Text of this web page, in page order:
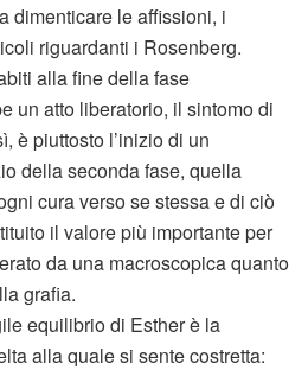
dimenticare le affissioni, i
riguardanti i Rosenberg.
alla fine della fase
un atto liberatorio, il sintomo di
è piuttosto l’inizio di un
della seconda fase, quella
cura verso se stessa e di ciò
il valore più importante per
da una macroscopica quanto
grafia.
equilibrio di Esther è la
alla quale si sente costretta: